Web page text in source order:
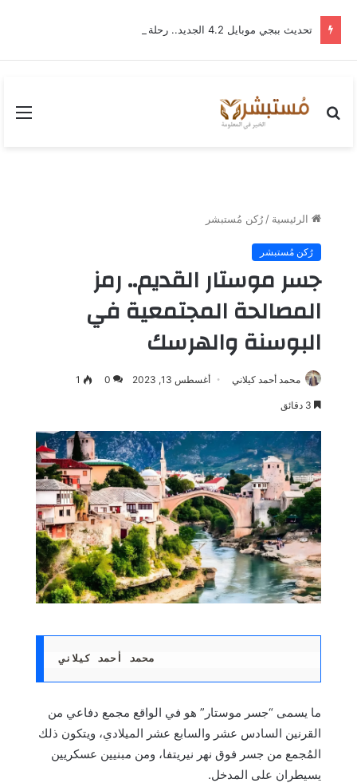
بحث
الرئيسية / رُكن مُستبشر
رُكن مُستبشر
جسر موستار القديم.. رمز
المصالحة المجتمعية في
البوسنة والهرسك
محمد أحمد كيلاني أغسطس 13, 2023 0
1
محمد أحمد كيلاني
ما يسمى “جسر موستار” هو في الواقع مجمع دفاعي من
القرنين السادس عشر والسابع عشر الميلادي، ويتكون ذلك
المُجمع من جسر فوق نهر نيريتفا، ومن مبنيين عسكريين
يسيطران على المدخل.